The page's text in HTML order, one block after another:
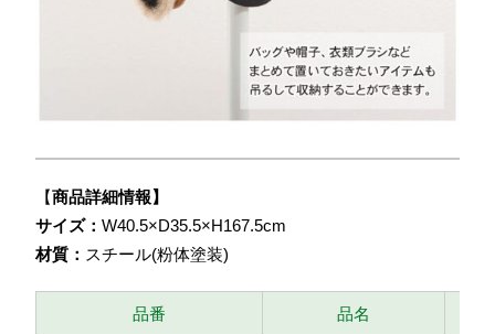
【商品詳細情報】
サイズ： W40.5×D35.5×H167.5cm
材質： スチール(粉体塗装)
品番 品名